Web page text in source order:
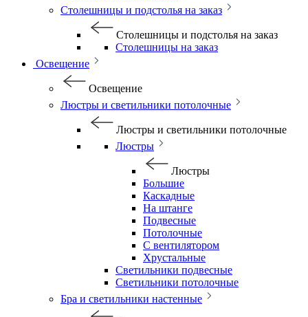
Столешницы и подстолья на заказ
Столешницы и подстолья на заказ
Столешницы на заказ
Освещение
Освещение
Люстры и светильники потолочные
Люстры и светильники потолочные
Люстры
Люстры
Большие
Каскадные
На штанге
Подвесные
Потолочные
С вентилятором
Хрустальные
Светильники подвесные
Светильники потолочные
Бра и светильники настенные